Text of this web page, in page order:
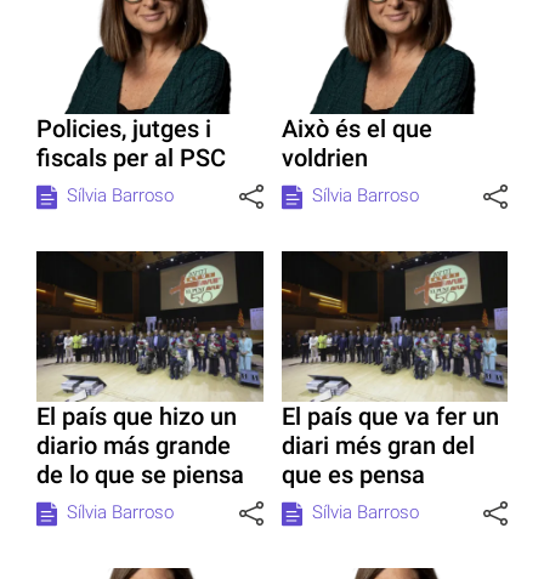
Policies, jutges i
fiscals per al PSC
Sílvia Barroso
Això és el que
voldrien
Sílvia Barroso
El país que hizo un
diario más grande
de lo que se piensa
Sílvia Barroso
El país que va fer un
diari més gran del
que es pensa
Sílvia Barroso